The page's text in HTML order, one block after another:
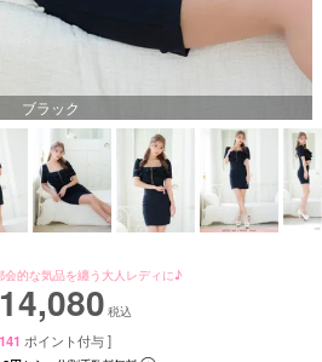
ブラック
的な気品を纏う大人レディに♪
14,080 税込
141 ポイント付与 ]